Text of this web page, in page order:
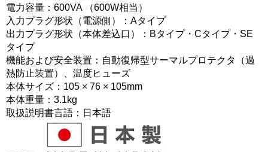
電力容量：600VA （600W相当）
入力プラグ形状（電源側）：Aタイプ
出力プラグ形状（本体差込口）：Bタイプ・Cタイプ・SE
タイプ
機能および安全装置：自動復帰型サーマルプロテクタ（過
熱防止装置）、温度ヒューズ
本体サイズ：105 × 76 × 105mm
本体重量：3.1kg
取扱説明書言語：日本語